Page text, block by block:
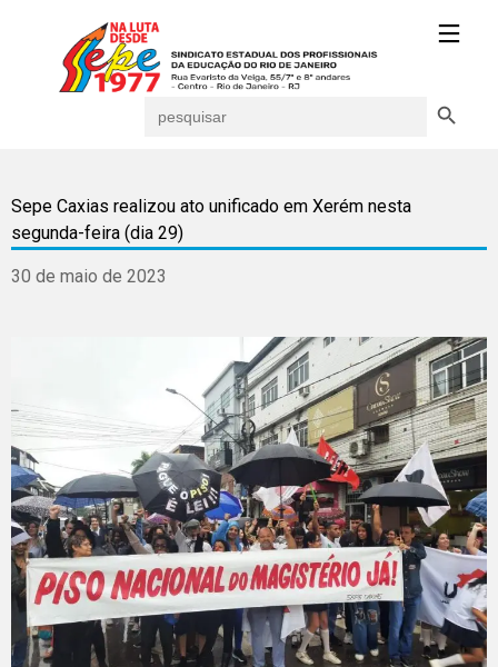
for:
Sepe Caxias realizou ato unificado em Xerém nesta
segunda-feira (dia 29)
30 de maio de 2023